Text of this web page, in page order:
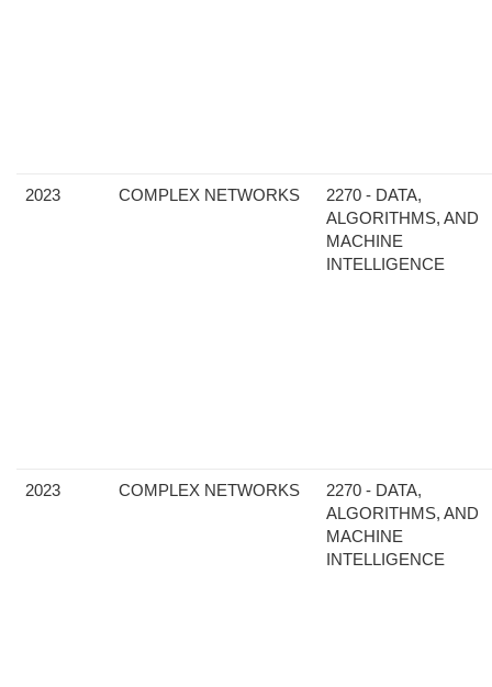
2023 COMPLEX NETWORKS
2270 - DATA,
ALGORITHMS, AND
MACHINE
INTELLIGENCE
2023 COMPLEX NETWORKS
2270 - DATA,
ALGORITHMS, AND
MACHINE
INTELLIGENCE